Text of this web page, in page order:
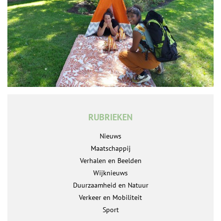
RUBRIEKEN
Nieuws
Maatschappij
Verhalen en Beelden
Wijknieuws
Duurzaamheid en Natuur
Verkeer en Mobiliteit
Sport